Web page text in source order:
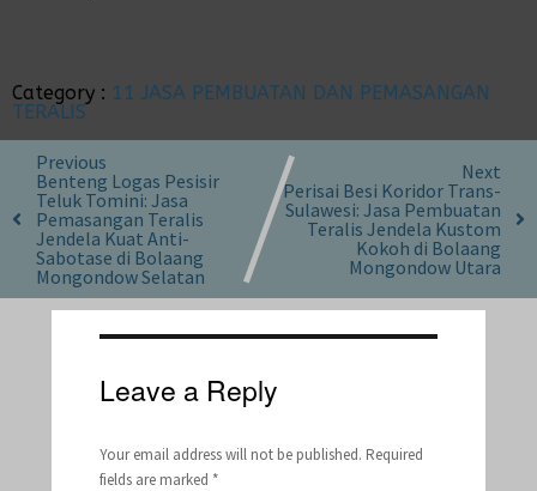
Category : 11 JASA PEMBUATAN DAN PEMASANGAN
TERALIS
Previous
Benteng Logas Pesisir
Teluk Tomini: Jasa
Pemasangan Teralis
Jendela Kuat Anti-
Sabotase di Bolaang
Mongondow Selatan
Next
Perisai Besi Koridor Trans-
Sulawesi: Jasa Pembuatan
Teralis Jendela Kustom
Kokoh di Bolaang
Mongondow Utara
Leave a Reply
Your email address will not be published. Required
fields are marked *